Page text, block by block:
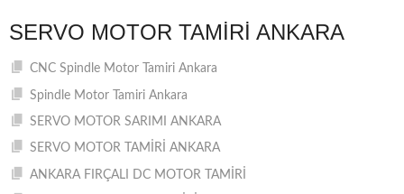
SERVO MOTOR TAMIRI ANKARA
CNC Spindle Motor Tamiri Ankara
Spindle Motor Tamiri Ankara
SERVO MOTOR SARIMI ANKARA
SERVO MOTOR TAMİRİ ANKARA
ANKARA FIRÇALI DC MOTOR TAMİRİ